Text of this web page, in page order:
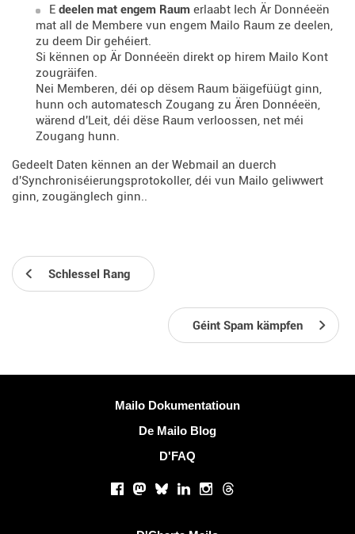
E deelen mat engem Raum erlaabt Iech Är Donnéeën
mat all de Membere vun engem Mailo Raum ze deelen,
zu deem Dir gehéiert.
Si kënnen op Är Donnéeën direkt op hirem Mailo Kont
zougräifen.
Nei Memberen, déi op dësem Raum bäigefüügt ginn,
hunn och automatesch Zougang zu Ären Donnéeën,
wärend d'Leit, déi dëse Raum verloossen, net méi
Zougang hunn.
Gedeelt Daten kënnen an der Webmail an duerch
d'Synchroniséierungsprotokoller, déi vun Mailo geliwwert
ginn, zougänglech ginn..
Schlessel Rang
Géint Spam kämpfen
Méi InformatiounenMailo Dokumentatioun
De Mailo Blog
D'FAQ
Facebook
Mastodon
BlueskyLinkedInInstagram
Threads